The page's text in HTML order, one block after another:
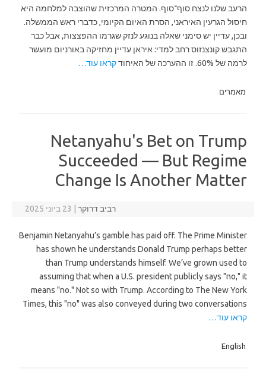
הרעב שלנו לנצח סוף־סוף. המטרה המרכזית שהוצבה למלחמה היא
חיסול הגרעין האיראני, הסרת האיום הקיומי, כדברי ראש הממשלה.
ובכן, עדיין יש סימני שאלה בנוגע לנזק שגרמו ההפצצות, אבל כבר
התגבש קונצנזוס רחב למדי: איראן עדיין מחזיקה באורניום מועשר
לרמה של 60%. זו ההערכה של האיחוד
קראו עוד…
מאמרים
Netanyahu's Bet on Trump
Succeeded — But Regime
Change Is Another Matter
רביב דרוקר 23 ביוני 2025
Benjamin Netanyahu’s gamble has paid off. The Prime Minister
has shown he understands Donald Trump perhaps better
than Trump understands himself. We’ve grown used to
assuming that when a U.S. president publicly says "no," it
means "no." Not so with Trump. According to The New York
Times, this "no" was also conveyed during two conversations
קראו עוד…
English